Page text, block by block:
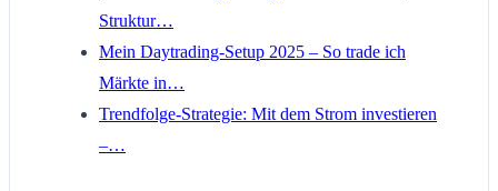
Struktur…
Mein Daytrading-Setup 2025 – So trade ich
Märkte in…
Trendfolge-Strategie: Mit dem Strom investieren
–…